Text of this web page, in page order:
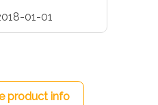
01-01
product info